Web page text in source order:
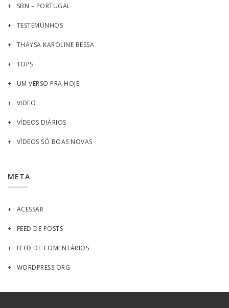
SBN – PORTUGAL
TESTEMUNHOS
THAYSA KAROLINE BESSA
TOPS
UM VERSO PRA HOJE
VIDEO
VÍDEOS DIÁRIOS
VÍDEOS SÓ BOAS NOVAS
META
ACESSAR
FEED DE POSTS
FEED DE COMENTÁRIOS
WORDPRESS.ORG